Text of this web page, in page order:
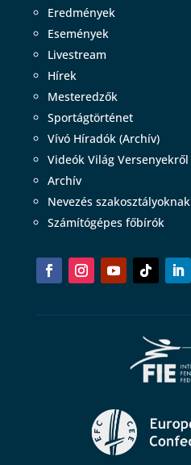
Eredmények
Események
Livestream
Hírek
Mesteredzők
Sportágtörténet
Vívó Híradók (Archív)
Videók Világ Versenyekről
Archív
Nevezés szakosztályoknak
Számítógépes főbírók